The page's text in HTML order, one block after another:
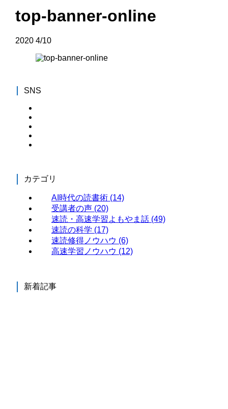
top-banner-online
2020 4/10
SNS
カテゴリ
AI時代の読書術 (14)
受講者の声 (20)
速読・高速学習よもやま話 (49)
速読の科学 (17)
速読修得ノウハウ (6)
高速学習ノウハウ (12)
新着記事